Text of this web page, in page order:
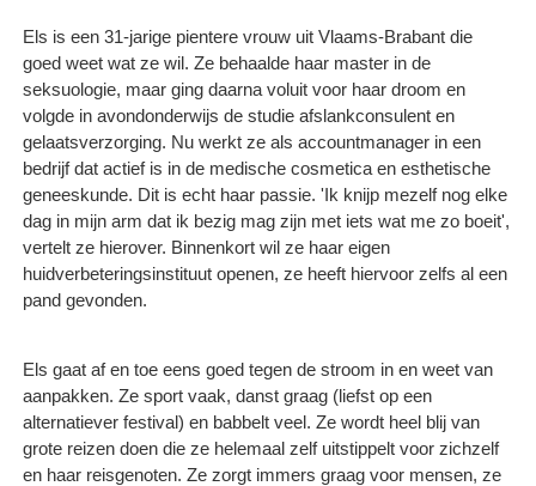
Els is een 31-jarige pientere vrouw uit Vlaams-Brabant die
goed weet wat ze wil. Ze behaalde haar master in de
seksuologie, maar ging daarna voluit voor haar droom en
volgde in avondonderwijs de studie afslankconsulent en
gelaatsverzorging. Nu werkt ze als accountmanager in een
bedrijf dat actief is in de medische cosmetica en esthetische
geneeskunde. Dit is echt haar passie. 'Ik knijp mezelf nog elke
dag in mijn arm dat ik bezig mag zijn met iets wat me zo boeit',
vertelt ze hierover. Binnenkort wil ze haar eigen
huidverbeteringsinstituut openen, ze heeft hiervoor zelfs al een
pand gevonden.
Els gaat af en toe eens goed tegen de stroom in en weet van
aanpakken. Ze sport vaak, danst graag (liefst op een
alternatiever festival) en babbelt veel. Ze wordt heel blij van
grote reizen doen die ze helemaal zelf uitstippelt voor zichzelf
en haar reisgenoten. Ze zorgt immers graag voor mensen, ze